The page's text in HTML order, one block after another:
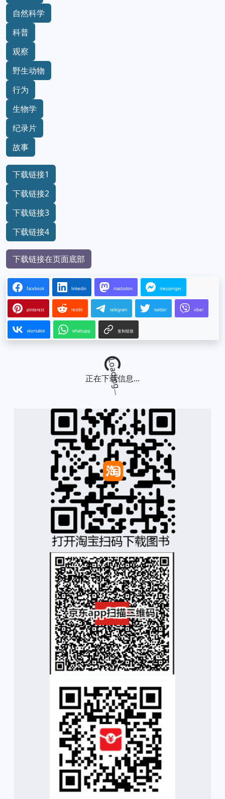
自然科学
科普
观察
野生动物
行为
生物学
纪录片
故事
下载链接1
下载链接2
下载链接3
下载链接4
下载链接在页面底部
facebook linkedin mastodon messenger
pinterest reddit telegram twitter viber
vkontakte whatsapp 复制链接
Loading...
正在下载信息...